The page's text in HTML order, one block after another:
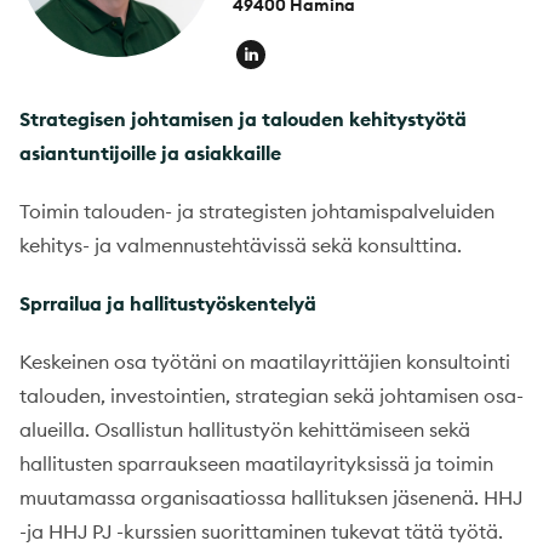
49400 Hamina
Strategisen johtamisen ja talouden kehitystyötä
asiantuntijoille ja asiakkaille
Toimin talouden- ja strategisten johtamispalveluiden
kehitys- ja valmennustehtävissä sekä konsulttina.
Sprrailua ja hallitustyöskentelyä
Keskeinen osa työtäni on maatilayrittäjien konsultointi
talouden, investointien, strategian sekä johtamisen osa-
alueilla. Osallistun hallitustyön kehittämiseen sekä
hallitusten sparraukseen maatilayrityksissä ja toimin
muutamassa organisaatiossa hallituksen jäsenenä. HHJ
-ja HHJ PJ -kurssien suorittaminen tukevat tätä työtä.